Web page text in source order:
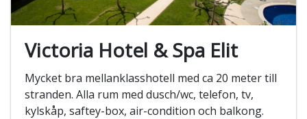
Victoria Hotel & Spa Elit
Mycket bra mellanklasshotell med ca 20 meter till
stranden. Alla rum med dusch/wc, telefon, tv,
kylskåp, saftey-box, air-condition och balkong.